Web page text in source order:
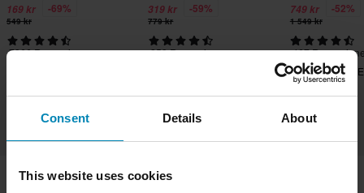
Consent Details About
This website uses cookies
169 kr -69%
549 kr
7366 Recensioner
319 kr -59%
779 kr
259 Recensioner
749 kr -52%
1 549 kr
467
Course Raider
Integralhjälm